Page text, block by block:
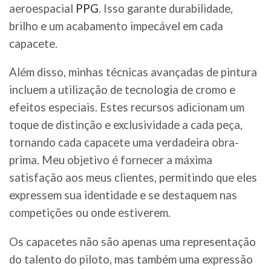
aeroespacial PPG. Isso garante durabilidade,
brilho e um acabamento impecável em cada
capacete.
Além disso, minhas técnicas avançadas de pintura
incluem a utilização de tecnologia de cromo e
efeitos especiais. Estes recursos adicionam um
toque de distinção e exclusividade a cada peça,
tornando cada capacete uma verdadeira obra-
prima. Meu objetivo é fornecer a máxima
satisfação aos meus clientes, permitindo que eles
expressem sua identidade e se destaquem nas
competições ou onde estiverem.
Os capacetes não são apenas uma representação
do talento do piloto, mas também uma expressão